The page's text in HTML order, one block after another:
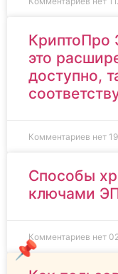
это
доступно,
Комментариев нет
Способы
ключами
Комментариев нет